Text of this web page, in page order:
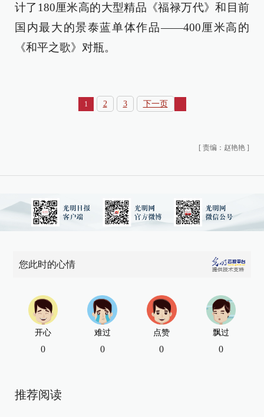
计了180厘米高的大型精品《福禄万代》和目前
国内最大的景泰蓝单体作品——400厘米高的
《和平之歌》对瓶。
1 2 3 下一页
[ 责编：赵艳艳 ]
您此时的心情
开心
0
难过
0
点赞
0
飘过
0
推荐阅读